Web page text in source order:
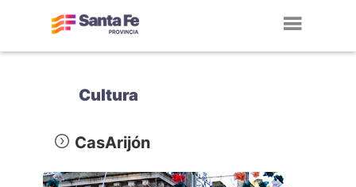
Cultura
CasArijón